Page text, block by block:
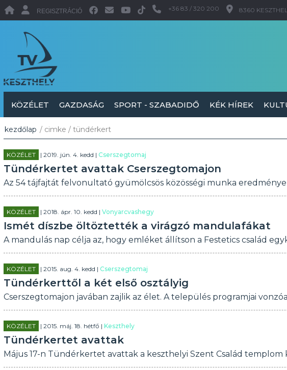
REGISZTRÁCIÓ +36 83 / 320 200 8360
KÖZÉLET GAZDASÁG SPORT - SZABADIDŐ KÉK HÍREK
kezdőlap / cimke / tündérkert
KÖZÉLET | 2019. jún. 4. kedd | Cserszegtomaj
Tündérkertet avattak Cserszegtomajon
Az 54 tájfajtát felvonultató gyümölcsös közösségi munka eredménye
KÖZÉLET | 2018. ápr. 10. kedd | Vonyarcvashegy
Ismét díszbe öltöztették a virágzó mandulafákat
A mandulás nap célja az, hogy emléket állítson a Festetics család
KÖZÉLET | 2015. aug. 4. kedd | Cserszegtomaj
Tündérkerttől a két első osztályig
Cserszegtomajon javában zajlik az élet. A település programjai
KÖZÉLET | 2015. máj. 18. hétfő | Keszthely
Tündérkertet avattak
Május 17-n Tündérkertet avattak a keszthelyi Szent Család templom